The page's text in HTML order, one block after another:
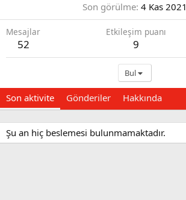
Son görülme 4 Kas 2021
Mesajlar
52
Etkileşim puanı
9
Bul
Son aktivite Gönderiler Hakkında
Şu an hiç beslemesi bulunmamaktadır.